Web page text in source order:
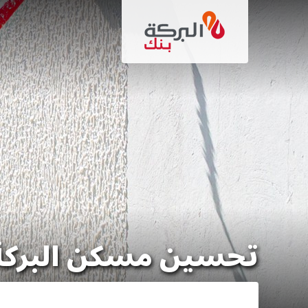
إلى
المحتوى
الرئيسي
تحسين مسكن